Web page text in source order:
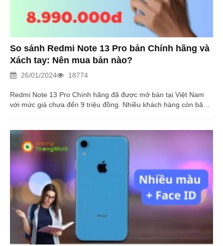
So sánh Redmi Note 13 Pro bản Chính hãng và
Xách tay: Nên mua bản nào?
26/01/2024 18774
Redmi Note 13 Pro Chính hãng đã được mở bán tại Việt Nam
với mức giá chưa đến 9 triệu đồng. Nhiều khách hàng còn băn